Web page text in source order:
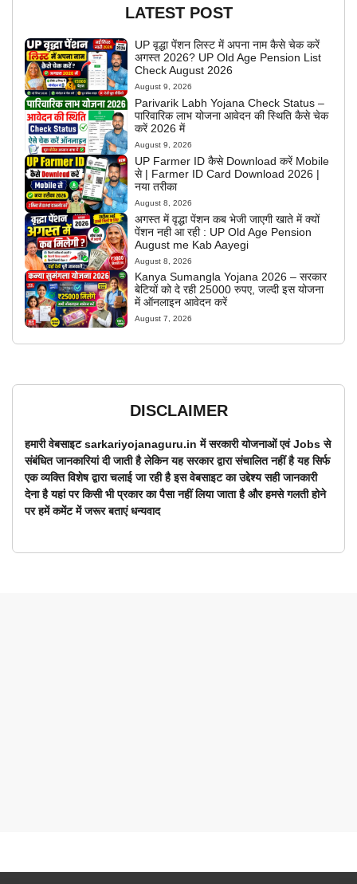
LATEST POST
UP वृद्धा पेंशन लिस्ट में अपना नाम कैसे चेक करें
अगस्त 2026? UP Old Age Pension List
Check August 2026
August 9, 2026
Parivarik Labh Yojana Check Status –
पारिवारिक लाभ योजना आवेदन की स्थिति कैसे चेक
करें 2026 में
August 9, 2026
UP Farmer ID कैसे Download करें Mobile
से | Farmer ID Card Download 2026 |
नया तरीका
August 8, 2026
अगस्त में वृद्धा पेंशन कब भेजी जाएगी खाते में क्यों
पेंशन नही आ रही : UP Old Age Pension
August me Kab Aayegi
August 8, 2026
Kanya Sumangla Yojana 2026 – सरकार
बेटियों को दे रही 25000 रुपए, जल्दी इस योजना
में ऑनलाइन आवेदन करें
August 7, 2026
DISCLAIMER
हमारी वेबसाइट sarkariyojanaguru.in में सरकारी योजनाओं एवं Jobs से
संबंधित जानकारियां दी जाती है लेकिन यह सरकार द्वारा संचालित नहीं है यह सिर्फ
एक व्यक्ति विशेष द्वारा चलाई जा रही है इस वेबसाइट का उद्देश्य सही जानकारी
देना है यहां पर किसी भी प्रकार का पैसा नहीं लिया जाता है और हमसे गलती होने
पर हमें कमेंट में जरूर बताएं धन्यवाद